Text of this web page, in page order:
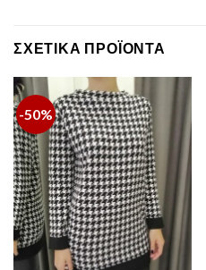
ΣΧΕΤΙΚΆ ΠΡΟΪΌΝΤΑ
-50%